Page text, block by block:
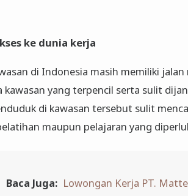
ke dunia kerja
di Indonesia masih memiliki
kawasan yang terpencil serta sulit
di kawasan tersebut sulit
maupun pelajaran yang
Baca Juga: Lowongan Kerja PT.